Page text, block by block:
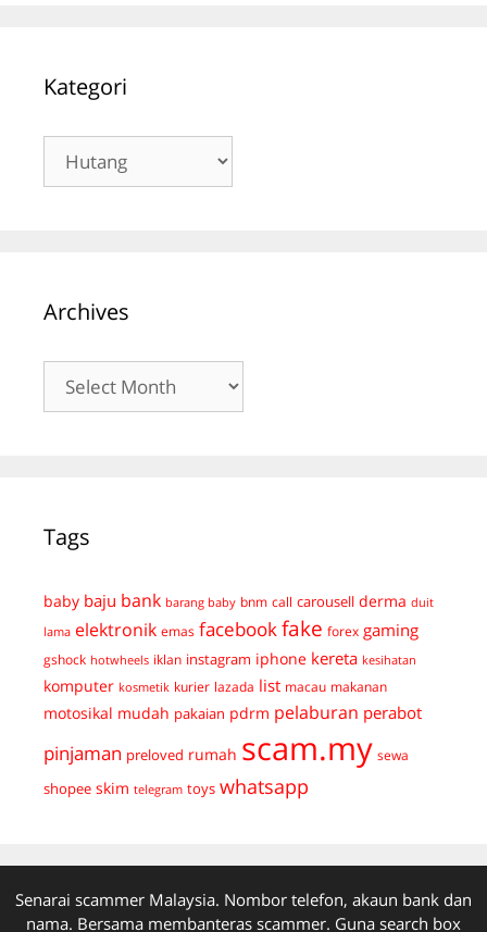
Kategori
Archives
Tags
baby baju bank barang baby bnm call carousell derma duit
lama elektronik emas facebook fake forex gaming
gshock hotwheels iklan instagram iphone kereta kesihatan
komputer kosmetik kurier lazada list macau makanan
motosikal mudah pakaian pdrm pelaburan perabot
pinjaman preloved rumah scam.my sewa
shopee skim telegram toys whatsapp
Senarai scammer Malaysia. Nombor telefon, akaun bank dan
nama. Bersama membanteras scammer. Guna search box